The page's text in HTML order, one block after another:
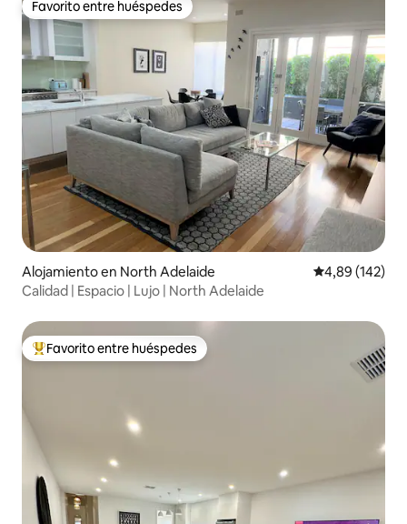
Favorito entre huéspedes
Favorito entre huéspedes
Alojamiento en North Adelaide Calificación
4,89 (142)
Calidad | Espacio | Lujo | North Adelaide
Favorito entre los huéspedes más destacados
Favorito entre huéspedes